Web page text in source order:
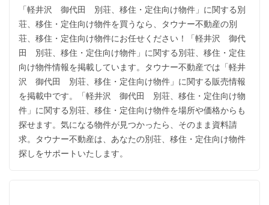
「軽井沢 御代田 別荘、移住・定住向け物件」に関する別
荘、移住・定住向け物件を買うなら、タウナー不動産の別
荘、移住・定住向け物件にお任せください！「軽井沢 御代
田 別荘、移住・定住向け物件」に関する別荘、移住・定住
向け物件情報を掲載しています。タウナー不動産では「軽井
沢 御代田 別荘、移住・定住向け物件」に関する販売情報
を掲載中です。「軽井沢 御代田 別荘、移住・定住向け物
件」に関する別荘、移住・定住向け物件を場所や価格からも
探せます。気になる物件が見つかったら、そのまま資料請
求。タウナー不動産は、あなたの別荘、移住・定住向け物件
探しをサポートいたします。